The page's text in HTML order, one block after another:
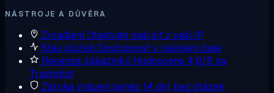
NÁSTROJE A DŮVĚRA
ZrcadleníOtestujte naši síť z vaší IP
Stav služeb Dostupnost v reálném čase
Recenze zákazníků Hodnoceno 4,6/5 na
Trustpilot
Záruka vrácení peněz 14 dní, bez otázek